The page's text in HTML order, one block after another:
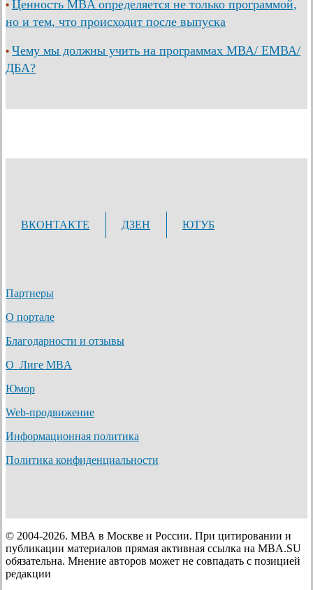
• Ценность MBA определяется не только программой,
но и тем, что происходит после выпуска
• Чему мы должны учить на программах МВА/ ЕМВА/
ДБА?
ВКОНТАКТЕ ДЗЕН ЮТУБ
Партнеры
О портале
Благодарности и отзывы
О Лиге MBA
Юмор
Web-продвижение
Информационная политика
Политика конфиденциальности
© 2004-2026. МВА в Москве и России. При цитировании и
публикации материалов прямая активная ссылка на MBA.SU
обязательна. Мнение авторов может не совпадать с позицией
редакции